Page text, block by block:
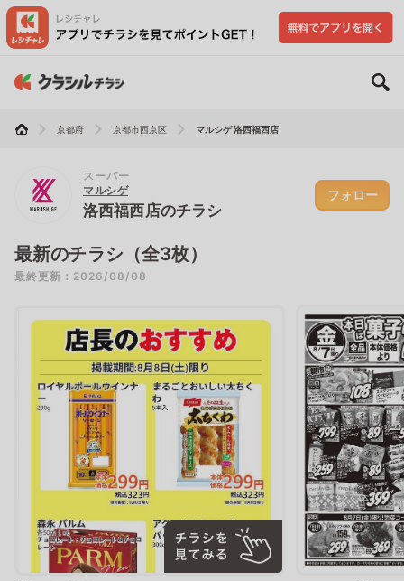
京都府 京都市西京区 マルシゲ 洛西福西店
スーパー
マルシゲ
洛西福西店のチラシ
フォロー
最新のチラシ（全3枚）
最終更新：2026/08/08